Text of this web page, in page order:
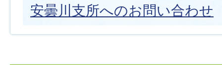
安曇川支所へのお問い合わせ